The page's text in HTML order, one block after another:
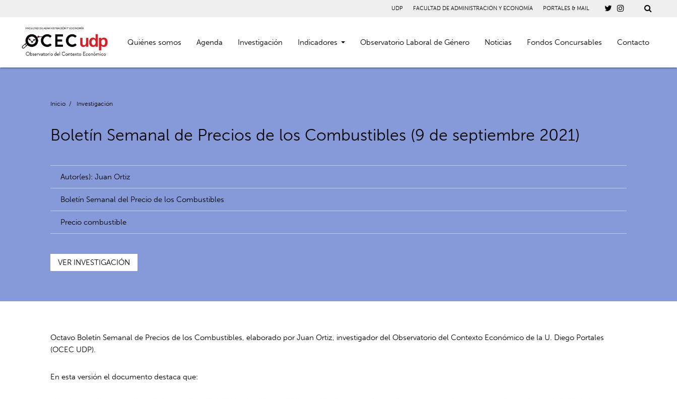
UDP FACULTAD DE ADMINISTRACIÓN Y ECONOMÍA PORTALES & MAIL
Quiénes somos Agenda Investigación Indicadores Observatorio Laboral de Género Noticias Fondos Concursables Contacto
Inicio / Investigación
Boletín Semanal de Precios de los Combustibles (9 de septiembre 2021)
Autor(es): Juan Ortiz
Boletín Semanal del Precio de los Combustibles
Precio combustible
VER INVESTIGACIÓN
Octavo Boletín Semanal de Precios de los Combustibles, elaborado por Juan Ortiz, investigador delObservatorio del Contexto Económico de la U. Diego Portales
(OCEC UDP).
En esta versión el documento destaca que: